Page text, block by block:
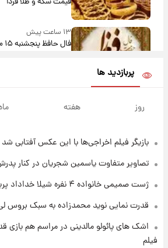
۱۳ ساعت پیش
فال حافظ پنجشنبه ۱۵ مرداد ماه ۱۴۰۵
۱۵ ساعت پیش
+ جدول
پربازدید ها
روز هفته
بازیگر فیلم اخراجی‌ها با این عکس آفتابی
تصاویر متفاوت یاسمین شجریان در کنار
ژست صمیمی خانواده ۴ نفره شیلا خداداد پربازدید شد + عکس
قدرت نمایی نوید محمدزاده به سبک بروس
اشک های پائولو مالدینی در مراسم هم بازی
فیلم